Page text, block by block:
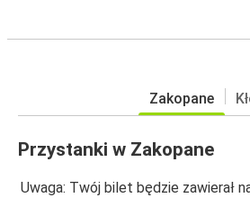
Zakopane
Przystanki w Zakopane
Uwaga: Twój bilet będzie zawierał